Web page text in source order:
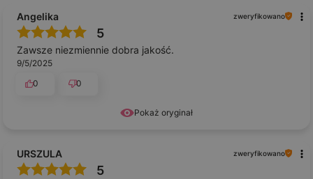
Pokaż oryginał
Angelika zweryfikowano
5
Zawsze niezmiennie dobra jakość.
9/5/2025
0
0
URSZULA zweryfikowano
5